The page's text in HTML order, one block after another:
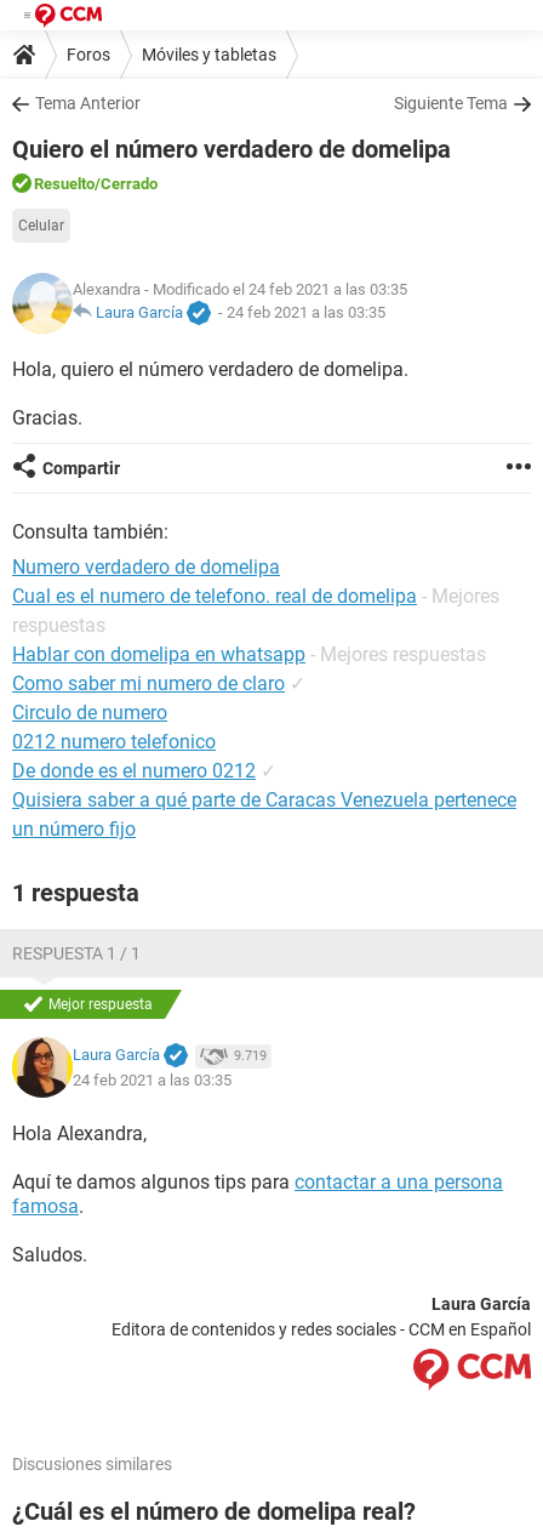
Foros Móviles y tabletas
Tema Anterior Siguiente Tema
Quiero el número verdadero de domelipa
Resuelto/Cerrado
Celular
Alexandra - Modificado el 24 feb 2021 a las 03:35
Laura García
- 24 feb 2021 a las 03:35
Hola, quiero el número verdadero de domelipa.
Gracias.
Compartir
Consulta también:
Numero verdadero de domelipa
Cual es el numero de telefono. real de domelipa - Mejores
respuestas
Hablar con domelipa en whatsapp - Mejores respuestas
Como saber mi numero de claro ✓
Circulo de numero
0212 numero telefonico
De donde es el numero 0212 ✓
Quisiera saber a qué parte de Caracas Venezuela pertenece
un número fijo
1 respuesta
RESPUESTA 1 / 1
Mejor respuesta
Laura García 9.719
24 feb 2021 a las 03:35
Hola Alexandra,
Aquí te damos algunos tips para contactar a una persona
famosa.
Saludos.
Laura García
Editora de contenidos y redes sociales - CCM en Español
Discusiones similares
¿Cuál es el número de domelipa real?